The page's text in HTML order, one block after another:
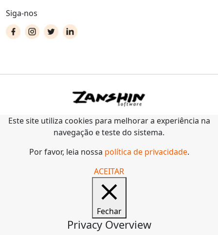
Siga-nos
Este site utiliza cookies para melhorar a experiência na
navegação e teste do sistema.
Por favor, leia nossa política de privacidade.
ACEITAR
Fechar
Privacy Overview